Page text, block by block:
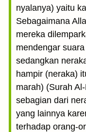
nyalanya) yaitu
Sebagaimana
mereka
mendengar
sedangkan
hampir (neraka)
marah) (Surah
sebagian dari
yang lainnya
terhadap orang-